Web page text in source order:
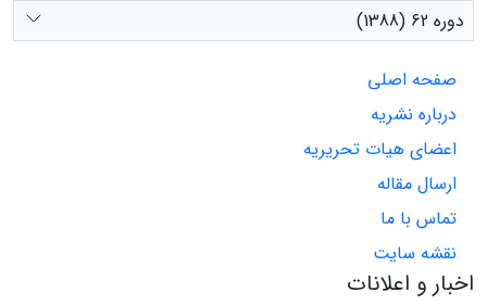
دوره 62 (1388)
صفحه اصلی
درباره نشریه
اعضای هیات تحریریه
ارسال مقاله
تماس با ما
نقشه سایت
اخبار و اعلانات